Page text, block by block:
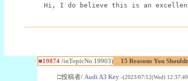
Hi, I do believe this is an excellent
■19874/inTopicNo.19903) 15 Reasons You
□投稿者/ Audi A3 Key -(2023/07/12(Wed)